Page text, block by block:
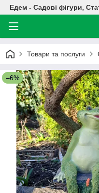
Едем - Садові фігури,
Товари та послуги
–6%